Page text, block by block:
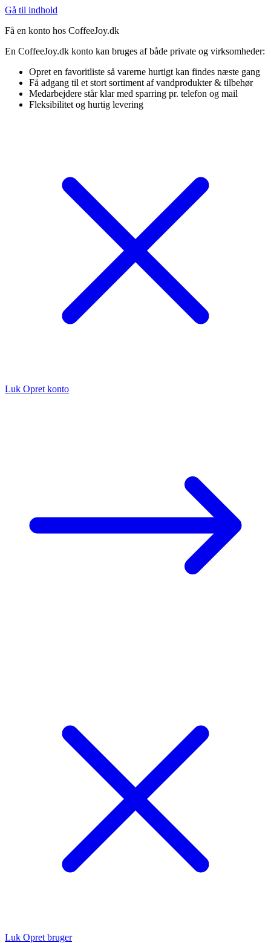
Gå til indhold
Få en konto hos CoffeeJoy.dk
En CoffeeJoy.dk konto kan bruges af både private og virksomheder:
Opret en favoritliste så varerne hurtigt kan findes næste gang
Få adgang til et stort sortiment af vandprodukter & tilbehør
Medarbejdere står klar med sparring pr. telefon og mail
Fleksibilitet og hurtig levering
Luk Opret konto
Luk Opret bruger